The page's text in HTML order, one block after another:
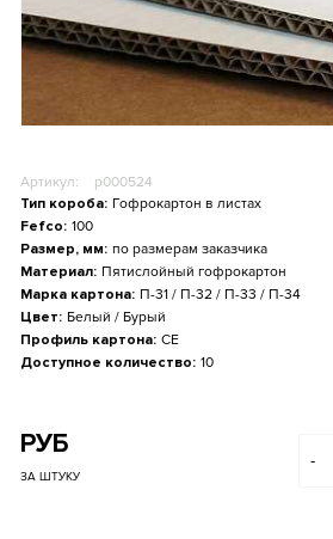
Артикул:
p000524
Тип короба: Гофрокартон в листах
Fefco: 100
Размер, мм: по размерам заказчика
Материал: Пятислойный гофрокартон
Марка картона: П-31 / П-32 / П-33 / П-34
Цвет: Белый / Бурый
Профиль картона: СE
Доступное количество: 10
РУБ
ЗА ШТУКУ
-